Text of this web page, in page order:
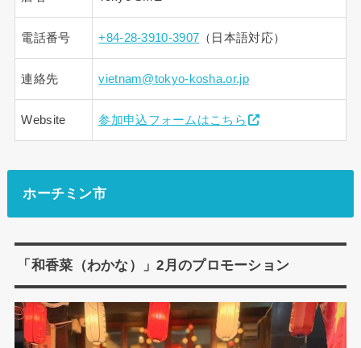
電話番号 +84-28-3910-3907 （日本語対応）
連絡先 vietnam@tokyo-kosha.or.jp
Website 参加申込フォームはこちら
ホーチミン市
「和香菜（わかな）」2月のプロモーション